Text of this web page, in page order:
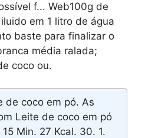
f... Web100g de
em 1 litro de água
baste para finalizar o
média ralada;
coco ou.
de coco em pó. As
Leite de coco em pó
Min. 27 Kcal. 30. 1.